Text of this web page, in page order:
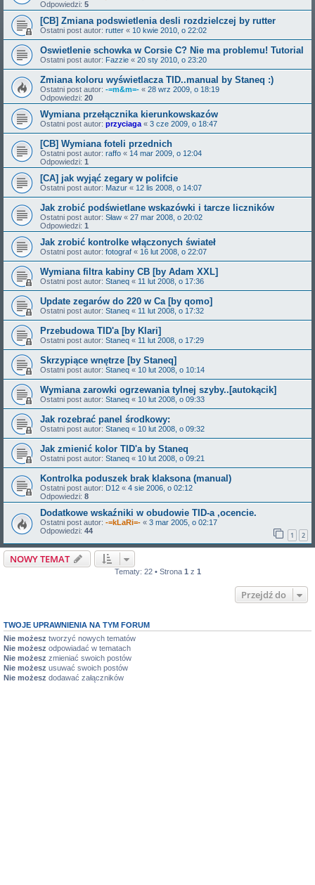
Odpowiedzi: 5
[CB] Zmiana podswietlenia desli rozdzielczej by rutter
Ostatni post autor: rutter « 10 kwie 2010, o 22:02
Oswietlenie schowka w Corsie C? Nie ma problemu! Tutorial
Ostatni post autor: Fazzie « 20 sty 2010, o 23:20
Zmiana koloru wyświetlacza TID..manual by Staneq :)
Ostatni post autor: -=m&m=- « 28 wrz 2009, o 18:19
Odpowiedzi: 20
Wymiana przełącznika kierunkowskazów
Ostatni post autor: przyciaga « 3 cze 2009, o 18:47
[CB] Wymiana foteli przednich
Ostatni post autor: raffo « 14 mar 2009, o 12:04
Odpowiedzi: 1
[CA] jak wyjąć zegary w polifcie
Ostatni post autor: Mazur « 12 lis 2008, o 14:07
Jak zrobić podświetlane wskazówki i tarcze liczników
Ostatni post autor: Sław « 27 mar 2008, o 20:02
Odpowiedzi: 1
Jak zrobić kontrolke włączonych świateł
Ostatni post autor: fotograf « 16 lut 2008, o 22:07
Wymiana filtra kabiny CB [by Adam XXL]
Ostatni post autor: Staneq « 11 lut 2008, o 17:36
Update zegarów do 220 w Ca [by qomo]
Ostatni post autor: Staneq « 11 lut 2008, o 17:32
Przebudowa TID'a [by Klari]
Ostatni post autor: Staneq « 11 lut 2008, o 17:29
Skrzypiące wnętrze [by Staneq]
Ostatni post autor: Staneq « 10 lut 2008, o 10:14
Wymiana zarowki ogrzewania tylnej szyby..[autokącik]
Ostatni post autor: Staneq « 10 lut 2008, o 09:33
Jak rozebrać panel środkowy:
Ostatni post autor: Staneq « 10 lut 2008, o 09:32
Jak zmienić kolor TID'a by Staneq
Ostatni post autor: Staneq « 10 lut 2008, o 09:21
Kontrolka poduszek brak klaksona (manual)
Ostatni post autor: D12 « 4 sie 2006, o 02:12
Odpowiedzi: 8
Dodatkowe wskaźniki w obudowie TID-a ,ocencie.
Ostatni post autor: -=kLaRi=- « 3 mar 2005, o 02:17
Odpowiedzi: 44 1 2
NOWY TEMAT
Tematy: 22 • Strona 1 z 1
Przejdź do
TWOJE UPRAWNIENIA NA TYM FORUM
Nie możesz tworzyć nowych tematów
Nie możesz odpowiadać w tematach
Nie możesz zmieniać swoich postów
Nie możesz usuwać swoich postów
Nie możesz dodawać załączników